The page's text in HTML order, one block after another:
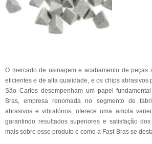
O mercado de usinagem e acabamento de peças
eficientes e de alta qualidade, e os chips abrasivos
São Carlos desempenham um papel
Bras, empresa renomada no segmento de
abrasivos e vibratórios, oferece uma ampla
garantindo resultados superiores e satisfação
mais sobre esse produto e como a Fast-Bras se